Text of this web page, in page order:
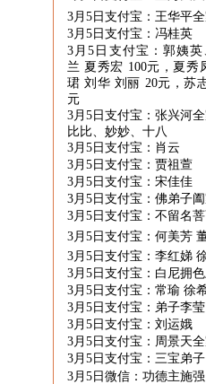
3月 5 日支付宝：王华平
3月 5 日支付宝：冯桂英
3月5 日支付宝：郭姨
兰 夏秀宏 100元，夏秀
珺 刘华 刘丽 20元，苏
元
3月 5 日支付宝：张兴河
比比、妙妙、十八
3月 5 日支付宝：肖云
3月 5 日支付宝：贾祖萱
3月 5 日支付宝：宋佳佳
3月 5 日支付宝：佛弟子
3月 5 日支付宝： 不留名
3月 5 日支付宝：何美芳
3月 5 日支付宝：李红娣
3月 5 日支付宝：白尼拥
3月 5 日支付宝：常瑜 徐
3月 5 日支付宝：弟子李
3月 5 日支付宝： 刘运娥
3月 5 日支付宝：周景天
3月 5 日支付宝： 三宝弟子
3月 5 日微信：功德主施